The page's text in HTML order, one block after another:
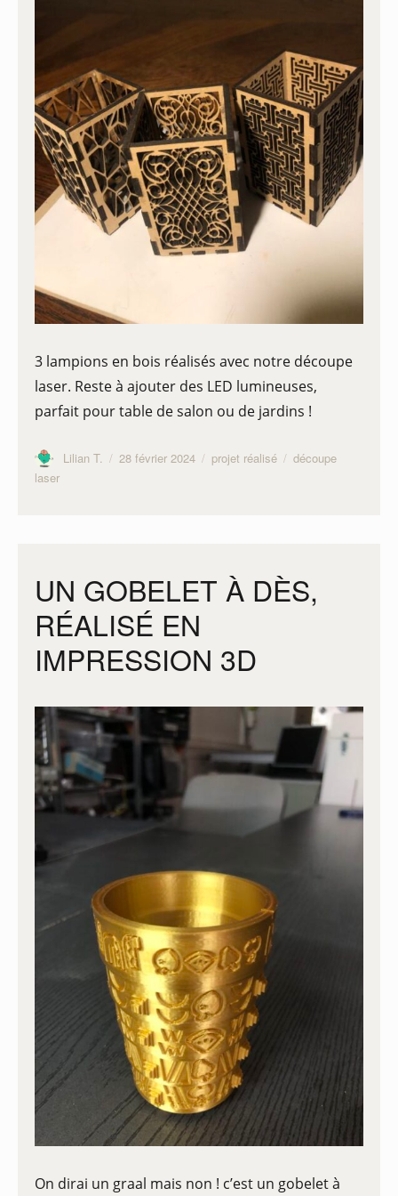
3 lampions en bois réalisés avec notre découpe
laser. Reste à ajouter des LED lumineuses,
parfait pour table de salon ou de jardins !
Auteur
Lilian T.
Publié
28 février 2024 Catégories
projet réalisé Étiquettes
découpe
laser
UN GOBELET À DÈS,
RÉALISÉ EN
IMPRESSION 3D
On dirai un graal mais non ! c’est un gobelet à